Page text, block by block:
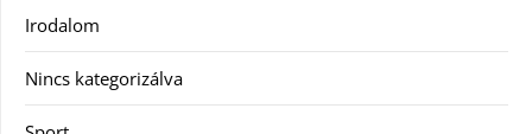
Irodalom
Nincs kategorizálva